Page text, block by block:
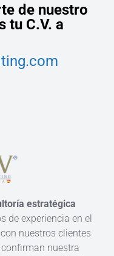
de nuestro
tu C.V. a
estratégica
de experiencia en el
nuestros clientes
nuestra